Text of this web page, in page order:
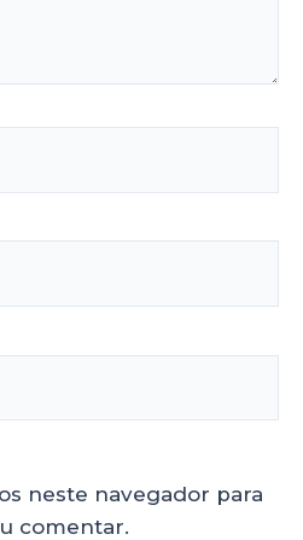
neste navegador para
comentar.